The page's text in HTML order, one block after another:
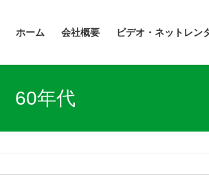
ホーム 会社概要 ビデオ・ネットレン
60年代